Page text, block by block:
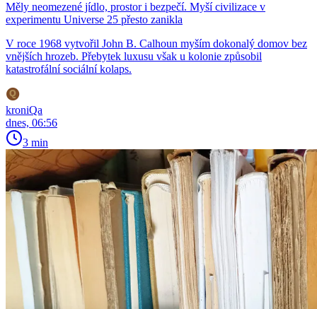
Měly neomezené jídlo, prostor i bezpečí. Myší civilizace v
experimentu Universe 25 přesto zanikla
V roce 1968 vytvořil John B. Calhoun myším dokonalý domov bez
vnějších hrozeb. Přebytek luxusu však u kolonie způsobil
katastrofální sociální kolaps.
kroniQa
dnes, 06:56
3 min